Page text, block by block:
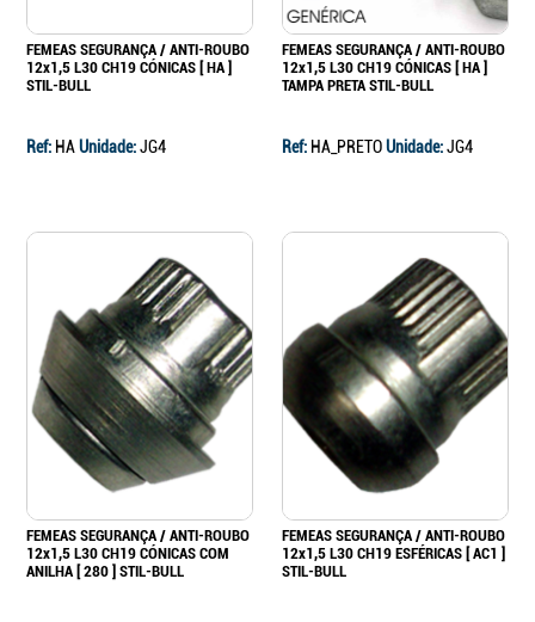
FEMEAS SEGURANÇA / ANTI-ROUBO
12x1,5 L30 CH19 CÓNICAS [ HA ]
STIL-BULL
Ref: HAUnidade:JG4
FEMEAS SEGURANÇA / ANTI-ROUBO
12x1,5 L30 CH19 CÓNICAS [ HA ]
TAMPA PRETA STIL-BULL
Ref: HA_PRETOUnidade:JG4
FEMEAS SEGURANÇA / ANTI-ROUBO
12x1,5 L30 CH19 CÓNICAS COM
ANILHA [ 280 ] STIL-BULL
FEMEAS SEGURANÇA / ANTI-ROUBO
12x1,5 L30 CH19 ESFÉRICAS [ AC1 ]
STIL-BULL